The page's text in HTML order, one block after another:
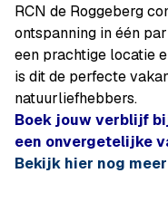
RCN de Roggeberg
ontspanning in één
een prachtige locatie
is dit de perfecte
natuurliefhebbers.
Boek jouw verblijf
een onvergetelijke
Bekijk hier nog